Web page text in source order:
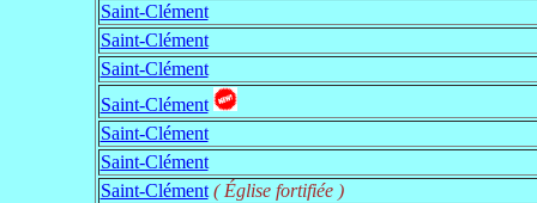
Saint-Clément
Saint-Clément
Saint-Clément
Saint-Clément
Saint-Clément
Saint-Clément
Saint-Clément ( Église fortifiée )